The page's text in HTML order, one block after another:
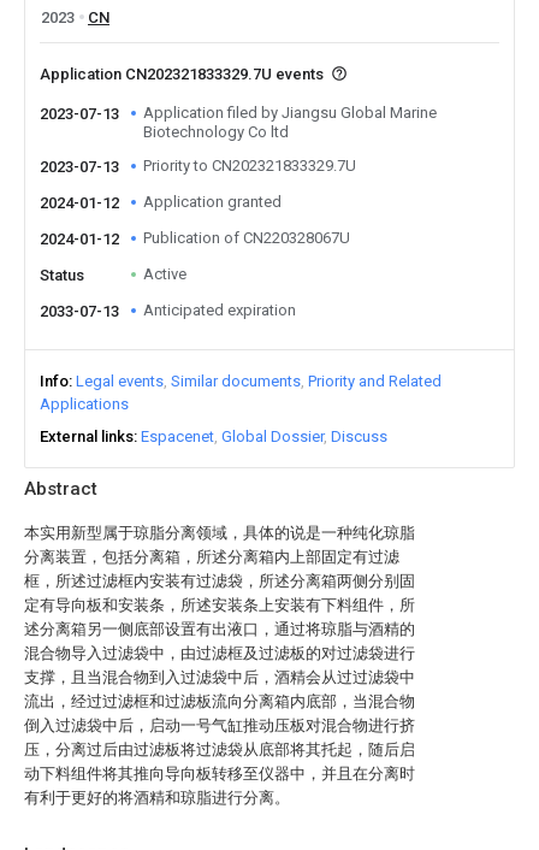
Abstract
本实用新型属于琼脂分离领域，具体的说是一种纯化琼脂
分离装置，包括分离箱，所述分离箱内上部固定有过滤
框，所述过滤框内安装有过滤袋，所述分离箱两侧分别固
定有导向板和安装条，所述安装条上安装有下料组件，所
述分离箱另一侧底部设置有出液口，通过将琼脂与酒精的
混合物导入过滤袋中，由过滤框及过滤板的对过滤袋进行
支撑，且当混合物到入过滤袋中后，酒精会从过过滤袋中
流出，经过过滤框和过滤板流向分离箱内底部，当混合物
倒入过滤袋中后，启动一号气缸推动压板对混合物进行挤
压，分离过后由过滤板将过滤袋从底部将其托起，随后启
动下料组件将其推向导向板转移至仪器中，并且在分离时
有利于更好的将酒精和琼脂进行分离。
2023
CN
Application CN202321833329.7U events
2023-07-13
Application filed by Jiangsu Global Marine
Biotechnology Co ltd
2023-07-13
Priority to CN202321833329.7U
2024-01-12 Application granted
2024-01-12 Publication of CN220328067U
Status Active
2033-07-13 Anticipated expiration
Info Legal events Similar documents Priority and Related
Applications
External links Espacenet Global Dossier Discuss